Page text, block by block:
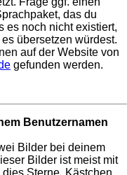
das du
es noch nicht existiert,
übersetzen würdest.
auf der Website von
gefunden werden.
Benutzernamen
Bilder bei deinem
Bilder ist meist mit